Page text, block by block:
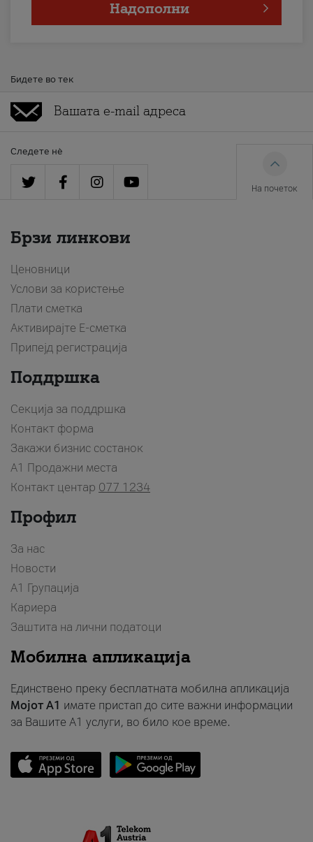
Надополни
Бидете во тек
Следете нè
На почеток
Брзи линкови
Ценовници
Услови за користење
Плати сметка
Активирајте Е-сметка
Припејд регистрација
Поддршка
Секција за поддршка
Контакт форма
Закажи бизнис состанок
A1 Продажни места
Контакт центар 077 1234
Профил
За нас
Новости
А1 Групација
Кариера
Заштита на лични податоци
Мобилна апликација
Единствено преку бесплатната мобилна апликација
Мојот A1 имате пристап до сите важни информации
за Вашите A1 услуги, во било кое време.